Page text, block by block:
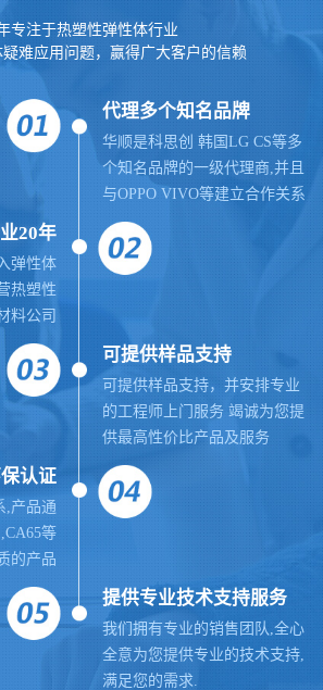
专注于热塑性弹性体行业
难应用问题，赢得广大客户的信赖
代理多个知名品牌
华顺是科思创 韩国LG CS等多
个知名品牌的一级代理商,并且
与OPPO VIVO等建立合作关系
20年
弹性体
热塑性
料公司
可提供样品支持
可提供样品支持，并安排专业
的工程师上门服务 竭诚为您提
供最高性价比产品及服务
认证
产品通
等
的产品
提供专业技术支持服务
我们拥有专业的销售团队,全心
全意为您提供专业的技术支持,
满足您的需求.